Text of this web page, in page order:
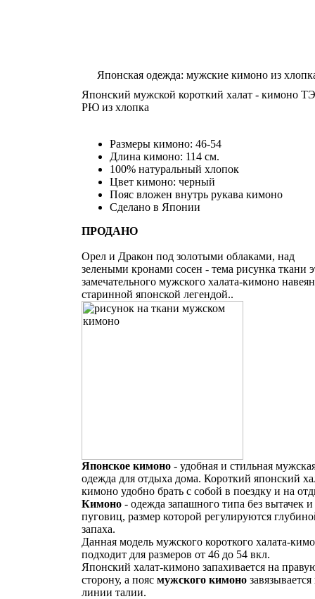
Японская одежда: мужские кимоно из
Японский мужской короткий халат - кимоно
РЮ из хлопка
Размеры кимоно: 46-54
Длина кимоно: 114 см.
100% натуральный хлопок
Цвет кимоно: черный
Пояс вложен внутрь рукава кимоно
Сделано в Японии
ПРОДАНО
Орел и Дракон под золотыми облаками, над
зелеными кронами сосен - тема рисунка ткани
замечательного мужского халата-кимоно
старинной японской легендой..
Японское кимоно- удобная и стильная
одежда для отдыха дома. Короткий японский
кимоно удобно брать с собой в поездку и на
Кимоно- одежда запашного типа без вытачек и
пуговиц, размер которой регулируются
запаха.
Данная модель мужского короткого халата-
подходит для размеров от 46 до 54 вкл.
Японский халат-кимоно запахивается на
сторону, а пояс мужского кимонозавязывается
линии талии.